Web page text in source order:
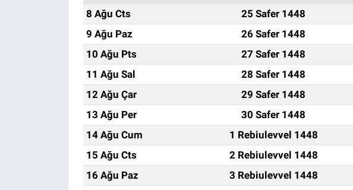
8 Ağu Cts
25 Safer 1448
9 Ağu Paz
26 Safer 1448
10 Ağu Pts
27 Safer 1448
11 Ağu Sal
28 Safer 1448
12 Ağu Çar
29 Safer 1448
13 Ağu Per
30 Safer 1448
14 Ağu Cum
1 Rebiulevvel 1448
15 Ağu Cts
2 Rebiulevvel 1448
16 Ağu Paz
3 Rebiulevvel 1448